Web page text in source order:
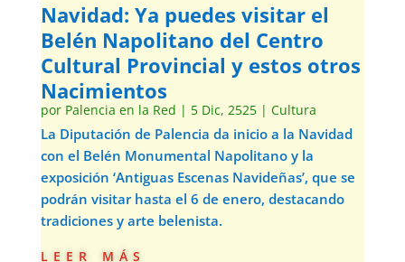
Navidad: Ya puedes visitar el
Belén Napolitano del Centro
Cultural Provincial y estos otros
Nacimientos
por Palencia en la Red | 5 Dic, 2525| Cultura
La Diputación de Palencia da inicio a la Navidad
con el Belén Monumental Napolitano y la
exposición ‘Antiguas Escenas Navideñas’, que se
podrán visitar hasta el 6 de enero, destacando
tradiciones y arte belenista.
leer más